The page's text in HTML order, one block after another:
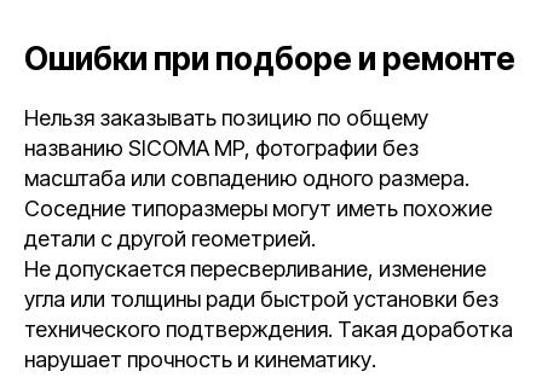
Ошибки при подборе и ремонте
Нельзя заказывать позицию по общему
названию SICOMA MP, фотографии без
масштаба или совпадению одного размера.
Соседние типоразмеры могут иметь похожие
детали с другой геометрией.
Не допускается пересверливание, изменение
угла или толщины ради быстрой установки без
технического подтверждения. Такая доработка
нарушает прочность и кинематику.